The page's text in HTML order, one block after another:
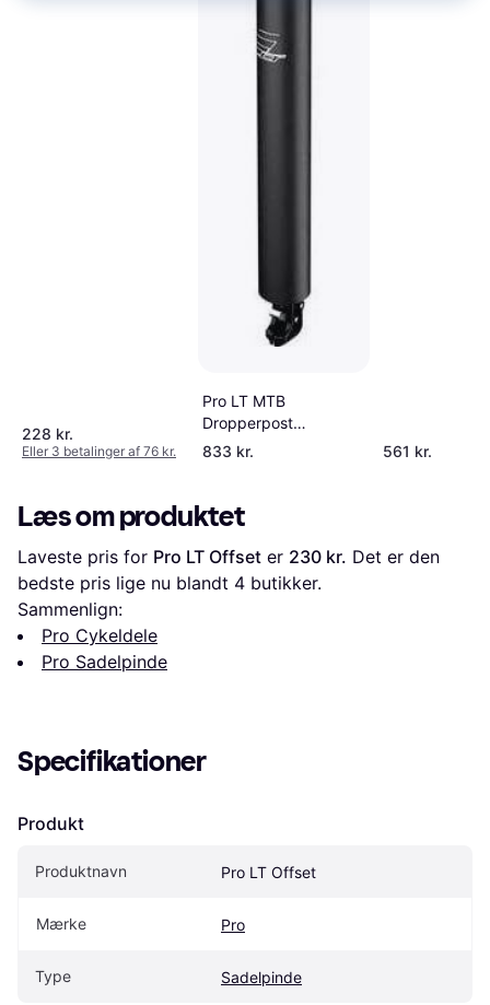
228 kr.
Eller 3 betalinger af 76 kr.
Pro LT MTB
Dropperpost
ø30,9mm 150mm
833 kr. 561 kr.
Læs om produktet
Laveste pris for Pro LT Offset er 230 kr. Det er den
bedste pris lige nu blandt 4 butikker.
Sammenlign:
Pro Cykeldele
Pro Sadelpinde
Specifikationer
Produkt
Produktnavn Pro LT Offset
Mærke Pro
Type Sadelpinde